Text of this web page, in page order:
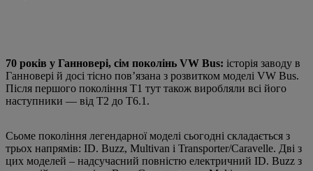
70 років у Ганновері, сім поколінь VW Bus: історія заводу в
Ганновері й досі тісно пов’язана з розвитком моделі VW Bus.
Після першого покоління T1 тут також виробляли всі його
наступники — від T2 до T6.1.
Сьоме покоління легендарної моделі сьогодні складається з
трьох напрямів: ID. Buzz, Multivan і Transporter/Caravelle. Дві з
цих моделей – надсучасний повністю електричний ID. Buzz з